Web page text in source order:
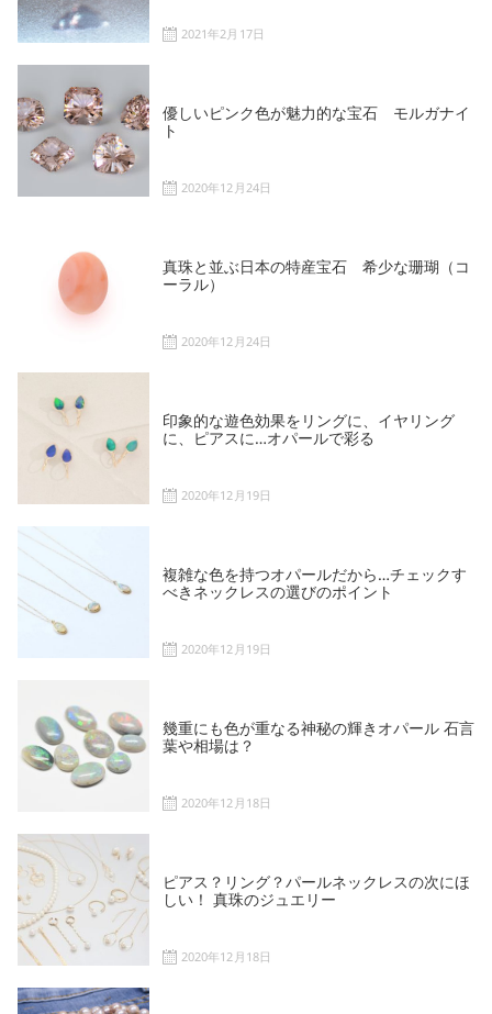
2021年2月17日
優しいピンク色が魅力的な宝石 モルガナイ
ト
2020年12月24日
真珠と並ぶ日本の特産宝石 希少な珊瑚（コ
ーラル）
2020年12月24日
印象的な遊色効果をリングに、イヤリング
に、ピアスに…オパールで彩る
2020年12月19日
複雑な色を持つオパールだから…チェックす
べきネックレスの選びのポイント
2020年12月19日
幾重にも色が重なる神秘の輝きオパール 石言
葉や相場は？
2020年12月18日
ピアス？リング？パールネックレスの次にほ
しい！ 真珠のジュエリー
2020年12月18日